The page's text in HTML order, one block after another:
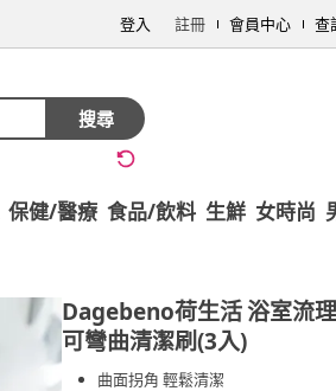
登入 註冊 會員中心 查
搜尋
保健/醫療 食品/飲料 生鮮 女時尚
Dagebeno荷生活浴室流
可彎曲清潔刷(3入)
曲面拐角 輕鬆清潔